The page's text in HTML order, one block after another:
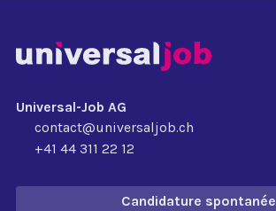
Universal-Job AG
contact@universaljob.ch
+41 44 311 22 12
Candidature spontanée